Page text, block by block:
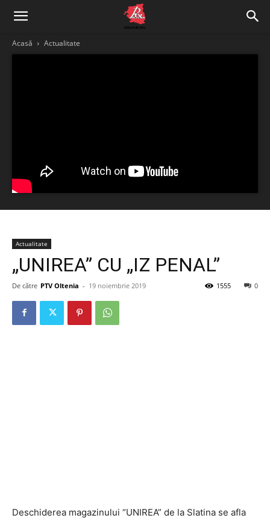
Acasă Actualitate
Actualitate
„UNIREA” CU „IZ PENAL”
De către PTV Oltenia - 19 noiembrie 2019 0
1555
Deschiderea magazinului “UNIREA” de la Slatina se afla